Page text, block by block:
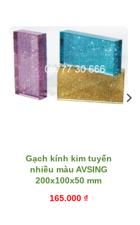
Gạch kính kim tuyến
nhiều màu AVSING
200x100x50 mm
165.000 ₫